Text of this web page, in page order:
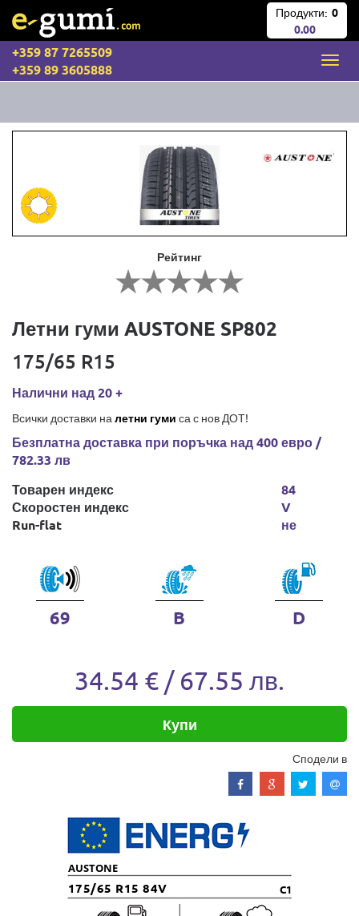
Продукти: 0
0.00
+359 87 7265509
+359 89 3605888
Рейтинг
Летни гуми AUSTONE SP802
175/65 R15
Налични над 20 +
Всички доставки на летни гуми са с нов ДОТ!
Безплатна доставка при поръчка над 400 евро /
782.33 лв
Товарен индекс
Скоростен индекс
Run-flat
84
V
не
69 B D
34.54 € / 67.55 лв.
Купи
Сподели в
AUSTONE
175/65 R15 84V C1